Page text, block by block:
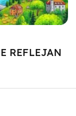
REFLEJAN